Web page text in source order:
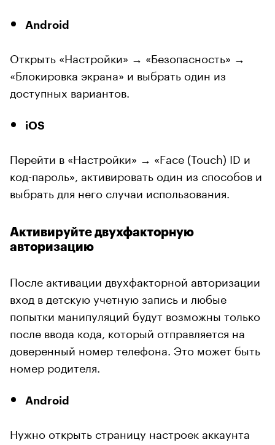
Android
Открыть «Настройки» → «Безопасность» →
«Блокировка экрана» и выбрать один из
доступных вариантов.
iOS
Перейти в «Настройки» → «Face (Touch) ID и
код-пароль», активировать один из способов и
выбрать для него случаи использования.
Активируйте двухфакторную
авторизацию
После активации двухфакторной авторизации
вход в детскую учетную запись и любые
попытки манипуляций будут возможны только
после ввода кода, который отправляется на
доверенный номер телефона. Это может быть
номер родителя.
Android
Нужно открыть страницу настроек аккаунта